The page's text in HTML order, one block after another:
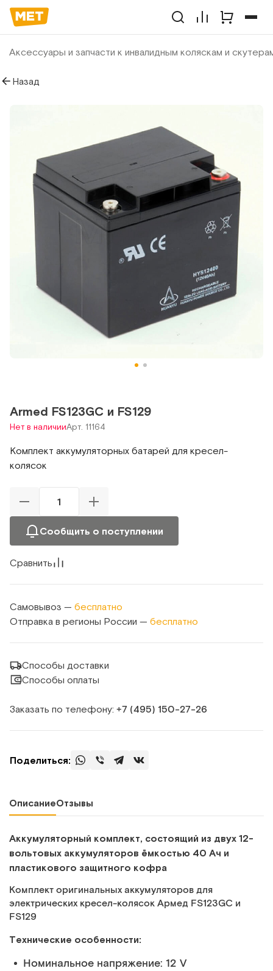
Аксессуары и запчасти к инвалидным коляскам и
Назад
Armed FS123GC и FS129
Нет в наличииАрт. 11164
Комплект аккумуляторных батарей для кресел-
колясок
Сообщить о поступлении
Сравнить
Самовывоз — бесплатно
Отправка в регионы России — бесплатно
Способы доставки
Способы оплаты
Заказать по телефону: +7 (495) 150‑27‑26
Поделиться:
ОписаниеОтзывы
Аккумуляторный комплект, состоящий из двух 12-
вольтовых аккумуляторов ёмкостью 40 Ач и
пластикового защитного кофра
Комплект оригинальных аккумуляторов для
электрических кресел-колясок Армед FS123GC и
FS129
Технические особенности:
Номинальное напряжение: 12 V